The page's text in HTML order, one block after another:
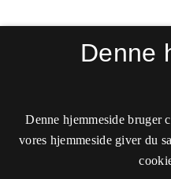
Denne
Denne hjemmeside bruger
vores hjemmeside giver du